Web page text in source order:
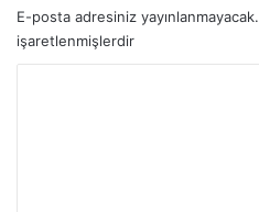
E-posta adresiniz yayınlanmayacak.
işaretlenmişlerdir